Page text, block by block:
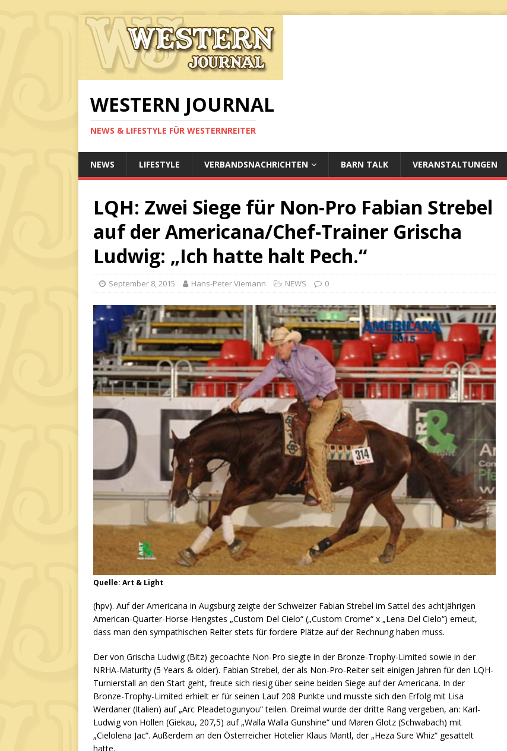
WESTERN JOURNAL
NEWS & LIFESTYLE FÜR WESTERNREITER
NEWS LIFESTYLE VERBANDSNACHRICHTEN BARN TALK VERANSTALTUNGEN
LQH: Zwei Siege für Non-Pro Fabian Strebel
auf der Americana/Chef-Trainer Grischa
Ludwig: „Ich hatte halt Pech.“
September 8, 2015 Hans-Peter Viemann NEWS 0
Quelle: Art & Light
(hpv). Auf der Americana in Augsburg zeigte der Schweizer Fabian Strebel im Sattel des achtjährigen
American-Quarter-Horse-Hengstes „Custom Del Cielo“ („Custom Crome“ x „Lena Del Cielo“) erneut,
dass man den sympathischen Reiter stets für fordere Plätze auf der Rechnung haben muss.
Der von Grischa Ludwig (Bitz) gecoachte Non-Pro siegte in der Bronze-Trophy-Limited sowie in der
NRHA-Maturity (5 Years & older). Fabian Strebel, der als Non-Pro-Reiter seit einigen Jahren für den LQH-
Turnierstall an den Start geht, freute sich riesig über seine beiden Siege auf der Americana. In der
Bronze-Trophy-Limited erhielt er für seinen Lauf 208 Punkte und musste sich den Erfolg mit Lisa
Werdaner (Italien) auf „Arc Pleadetogunyou“ teilen. Dreimal wurde der dritte Rang vergeben, an: Karl-
Ludwig von Hollen (Giekau, 207,5) auf „Walla Walla Gunshine“ und Maren Glotz (Schwabach) mit
„Cielolena Jac“. Außerdem an den Österreicher Hotelier Klaus Mantl, der „Heza Sure Whiz“ gesattelt
hatte.